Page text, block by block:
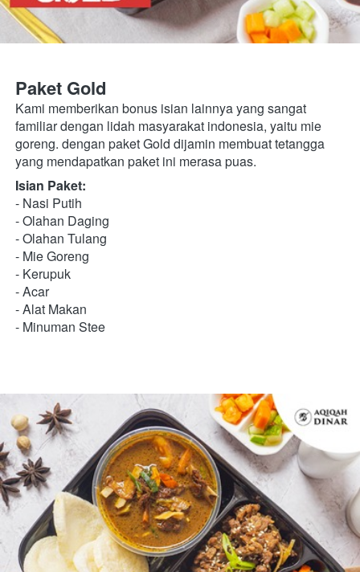
Paket Gold
Kami memberikan bonus isian lainnya yang sangat
familiar dengan lidah masyarakat indonesia, yaitu mie
goreng. dengan paket Gold dijamin membuat tetangga
yang mendapatkan paket ini merasa puas.
Isian Paket:
- Nasi Putih
- Olahan Daging
- Olahan Tulang
- Mie Goreng
- Kerupuk
- Acar
- Alat Makan
- Minuman Stee